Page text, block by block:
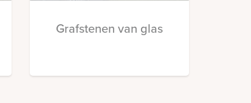
Grafstenen van glas